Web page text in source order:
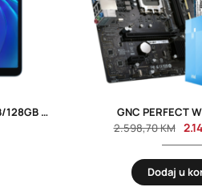
Tablet Blackview Tab 60 WiFi 4GB/128GB 10.1” Blue
GNC PERFECT
2.598,70KM
Dodaj u